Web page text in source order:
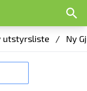
utstyrsliste / Ny